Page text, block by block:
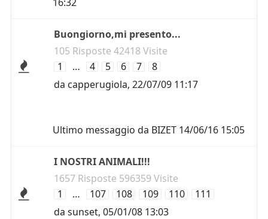
Buongiorno,mi presento...
105 Risposte 42418 Visite
1
… 4 5 6 7
8
da capperugiola, 22/07/09 11:17
Ultimo messaggio da BIZET 14/06/16 15:05
I NOSTRI ANIMALI!!!
1657 Risposte 596359 Visite
1
… 107 108 109 110
111
da sunset, 05/01/08 13:03